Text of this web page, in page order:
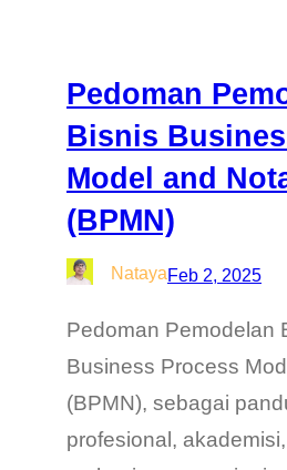
Pedoman
Bisnis
Model and
(BPMN)
NatayaFeb 2, 2025
Pedoman Pemodelan
Business Process
(BPMN), sebagai
profesional,